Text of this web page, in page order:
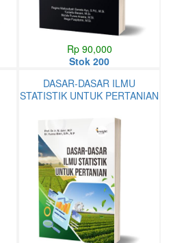
Rp 90,000
Stok 200
DASAR-DASAR ILMU
STATISTIK UNTUK PERTANIAN